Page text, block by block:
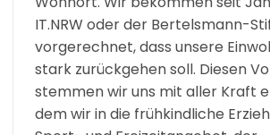
IT.NRW oder der Bertelsmann-
vorgerechnet, dass unsere
stark zurückgehen soll. Diesen
stemmen wir uns mit aller Kraft
dem wir in die frühkindliche